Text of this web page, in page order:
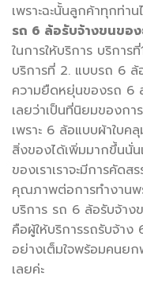
เพราะฉะนั้นลูกค้าทุกท่า
รถ 6 ล้อรับจ้างขนของ
ในการให้บริการ บริกา
บริการที่ 2. แบบรถ 6 ล้
ความยืดหยุ่นของรถ 6
เลยว่าเป็นที่นิยมของกา
เพราะ 6 ล้อแบบผ้าใบค
สิ่งของได้เพิ่มมากขึ้นนั่
ของเราเราจะมีการคัด
คุณภาพต่อการทำงานพ
บริการ รถ 6 ล้อรับจ้างข
คือผู้ให้บริการรถรับจ้า
อย่างเต็มใจพร้อมคนย
เลยค่ะ